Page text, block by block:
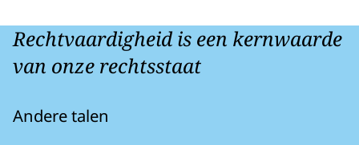
Rechtvaardigheid is een kernwaarde
van onze rechtsstaat
Andere talen